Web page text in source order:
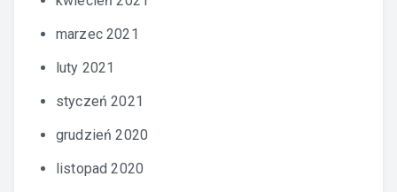
marzec 2021
luty 2021
styczeń 2021
grudzień 2020
listopad 2020